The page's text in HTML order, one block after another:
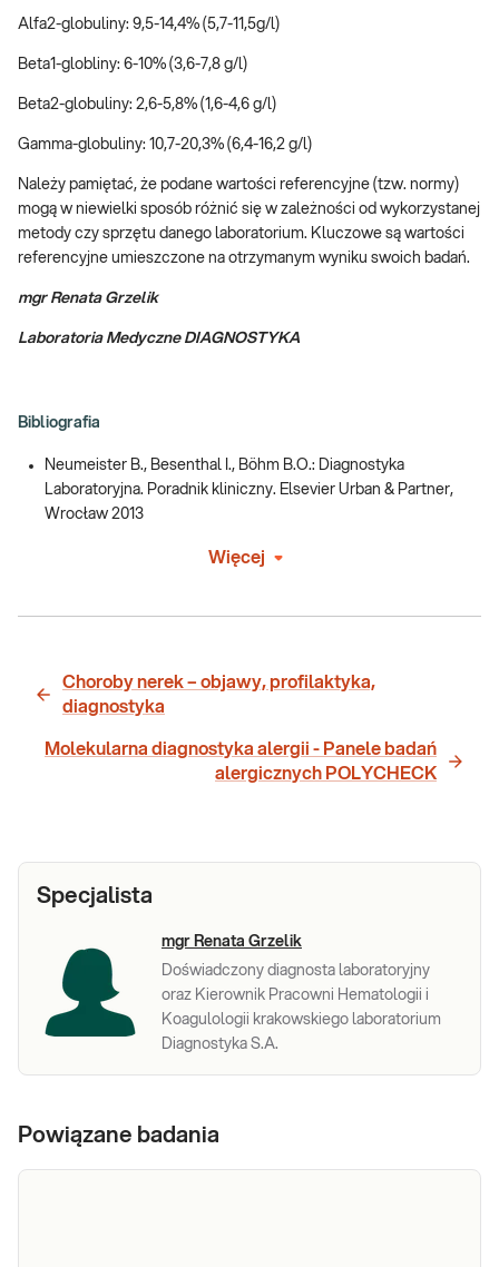
Alfa2-globuliny: 9,5-14,4% (5,7-11,5g/l)
Beta1-globliny: 6-10% (3,6-7,8 g/l)
Beta2-globuliny: 2,6-5,8% (1,6-4,6 g/l)
Gamma-globuliny: 10,7-20,3% (6,4-16,2 g/l)
Należy pamiętać, że podane wartości referencyjne (tzw. normy)
mogą w niewielki sposób różnić się w zależności od wykorzystanej
metody czy sprzętu danego laboratorium. Kluczowe są wartości
referencyjne umieszczone na otrzymanym wyniku swoich badań.
mgr Renata Grzelik
Laboratoria Medyczne DIAGNOSTYKA
Bibliografia
Neumeister B., Besenthal I., Böhm B.O.: Diagnostyka
Laboratoryjna. Poradnik kliniczny. Elsevier Urban & Partner,
Wrocław 2013
Więcej
Choroby nerek – objawy, profilaktyka,
diagnostyka
Molekularna diagnostyka alergii - Panele badań
alergicznych POLYCHECK
Specjalista
mgr Renata Grzelik
Doświadczony diagnosta laboratoryjny
oraz Kierownik Pracowni Hematologii i
Koagulologii krakowskiego laboratorium
Diagnostyka S.A.
Powiązane badania